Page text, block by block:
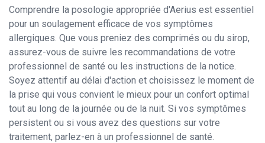
Comprendre la posologie appropriée d'Aerius est essentiel
pour un soulagement efficace de vos symptômes
allergiques. Que vous preniez des comprimés ou du sirop,
assurez-vous de suivre les recommandations de votre
professionnel de santé ou les instructions de la notice.
Soyez attentif au délai d'action et choisissez le moment de
la prise qui vous convient le mieux pour un confort optimal
tout au long de la journée ou de la nuit. Si vos symptômes
persistent ou si vous avez des questions sur votre
traitement, parlez-en à un professionnel de santé.